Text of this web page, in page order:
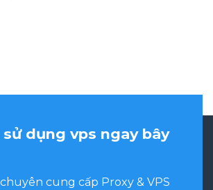
sử dụng vps ngay bây
cung cấp Proxy & VPS